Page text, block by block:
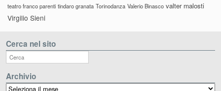
teatro franco parenti tindaro granata Torinodanza Valerio Binasco valter malosti
Virgilio Sieni
Cerca nel sito
Archivio
Archivio